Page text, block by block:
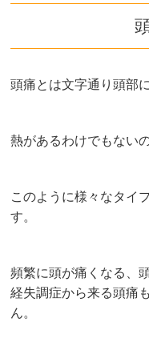
頭痛とは文字通り頭部
熱があるわけでもない
このように様々なタイ
す。
頻繁に頭が痛くなる、
経失調症から来る頭痛
ん。